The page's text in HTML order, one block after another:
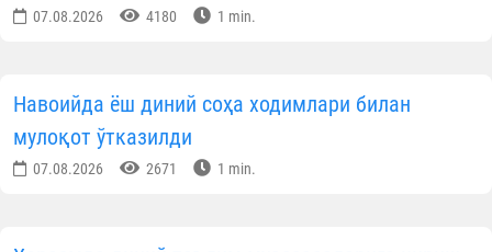
07.08.2026 4180 1 min.
Навоийда ёш диний соҳа ходимлари билан
мулоқот ўтказилди
07.08.2026 2671 1 min.